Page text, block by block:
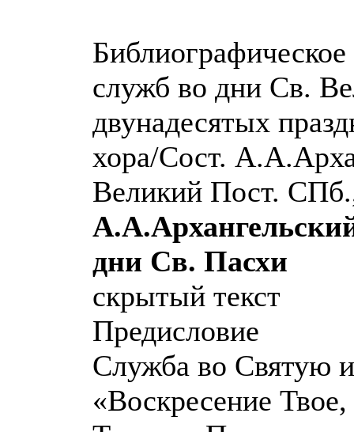
служб во дни Св.
двунадесятых
хора/Сост.
Великий Пост.
дни Св. Пасхи
скрытый текст
Предисловие
Служба во Святую
«Воскресение